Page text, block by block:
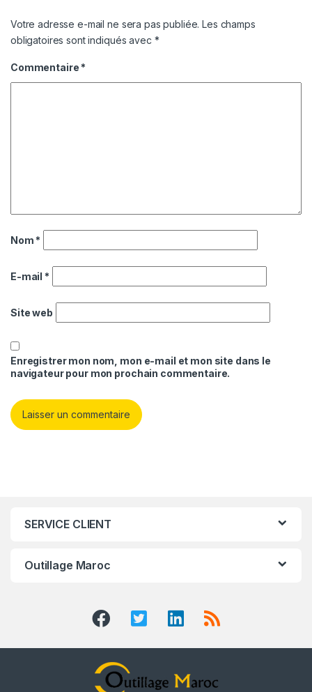
Votre adresse e-mail ne sera pas publiée. Les champs
obligatoires sont indiqués avec *
Commentaire *
Nom *
E-mail *
Site web
Enregistrer mon nom, mon e-mail et mon site dans le
navigateur pour mon prochain commentaire.
SERVICE CLIENT
Outillage Maroc